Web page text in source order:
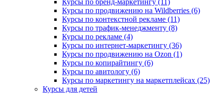
Курсы по бренд-маркетингу (11)
Курсы по продвижению на Wildberries (6)
Курсы по контекстной рекламе (11)
Курсы по трафик-менеджменту (8)
Курсы по рекламе (4)
Курсы по интернет-маркетингу (36)
Курсы по продвижению на Ozon (1)
Курсы по копирайтингу (6)
Курсы по авитологу (6)
Курсы по маркетингу на маркетплейсах (25)
Курсы для детей